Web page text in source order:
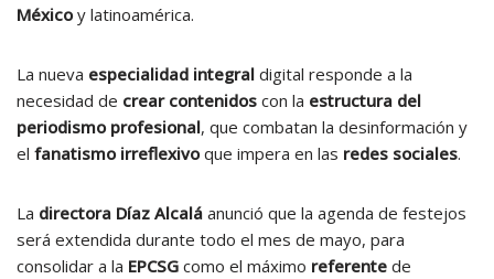
Méxicoy latinoamérica.
La nueva especialidad integral digital responde a la
necesidad de crear contenidos con la estructura del
periodismo profesional, que combatan la desinformación y
el fanatismo irreflexivoque impera en las redes sociales.
La directora Díaz Alcalá anunció que la agenda de festejos
será extendida durante todo el mes de mayo, para
consolidar a la EPCSG como el máximo referente de